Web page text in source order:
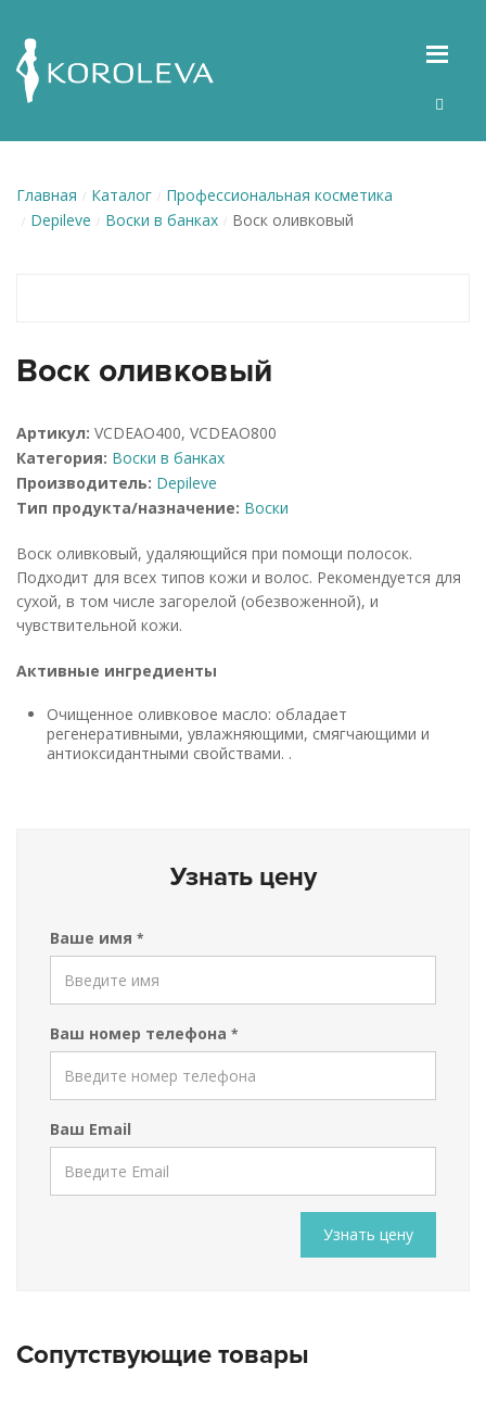
Главная Каталог
Профессиональная косметика
Depileve
Воски в банках Воск оливковый
Воск оливковый
Артикул: VCDEAO400, VCDEAO800
Категория: Воски в банках
Производитель: Depileve
Тип продукта/назначение: Воски
Воск оливковый, удаляющийся при помощи полосок.
Подходит для всех типов кожи и волос. Рекомендуется для
сухой, в том числе загорелой (обезвоженной), и
чувствительной кожи.
Активные ингредиенты
Очищенное оливковое масло: обладает
регенеративными, увлажняющими, смягчающими и
антиоксидантными свойствами. .
Узнать цену
Ваше имя *
Ваш номер телефона *
Ваш Email
Узнать цену
Сопутствующие товары